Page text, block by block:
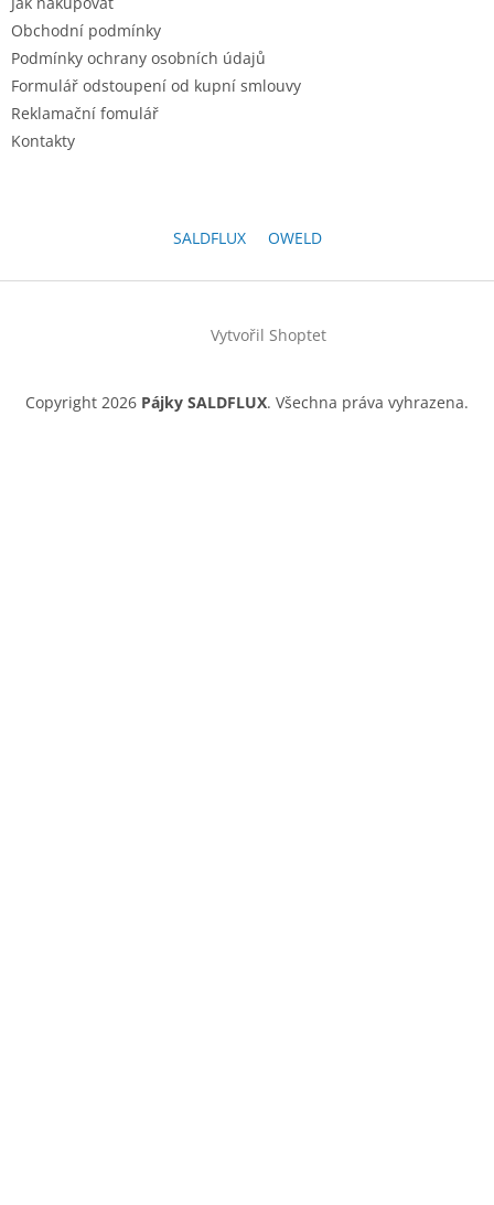
Obchodní podmínky
Podmínky ochrany osobních údajů
Formulář odstoupení od kupní smlouvy
Reklamační fomulář
Kontakty
SALDFLUX OWELD
Vytvořil Shoptet
Copyright 2026 Pájky SALDFLUX. Všechna práva vyhrazena.